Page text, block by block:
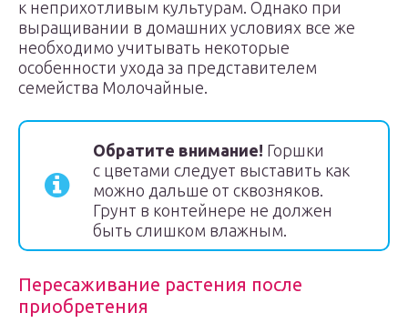
к неприхотливым культурам. Однако при
выращивании в домашних условиях все же
необходимо учитывать некоторые
особенности ухода за представителем
семейства Молочайные.
Обратите внимание! Горшки
с цветами следует выставить как
можно дальше от сквозняков.
Грунт в контейнере не должен
быть слишком влажным.
Пересаживание растения после
приобретения